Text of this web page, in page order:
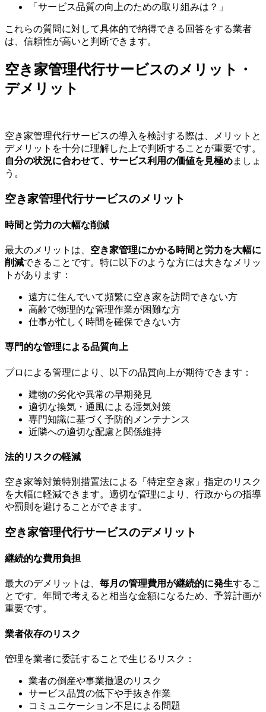
「サービス品質の向上のための取り組みは？」
これらの質問に対して具体的で納得できる回答をする業者
は、信頼性が高いと判断できます。
空き家管理代行サービスのメリット・
デメリット
空き家管理代行サービスの導入を検討する際は、メリットと
デメリットを十分に理解した上で判断することが重要です。
自分の状況に合わせて、サービス利用の価値を見極めましょ
う。
空き家管理代行サービスのメリット
時間と労力の大幅な削減
最大のメリットは、 空き家管理にかかる時間と労力を大幅に
削減できることです。特に以下のような方には大きなメリッ
トがあります：
遠方に住んでいて頻繁に空き家を訪問できない方
高齢で物理的な管理作業が困難な方
仕事が忙しく時間を確保できない方
専門的な管理による品質向上
プロによる管理により、以下の品質向上が期待できます：
建物の劣化や異常の早期発見
適切な換気・通風による湿気対策
専門知識に基づく予防的メンテナンス
近隣への適切な配慮と関係維持
法的リスクの軽減
空き家等対策特別措置法による「特定空き家」指定のリスク
を大幅に軽減できます。適切な管理により、行政からの指導
や罰則を避けることができます。
空き家管理代行サービスのデメリット
継続的な費用負担
最大のデメリットは、 毎月の管理費用が継続的に発生するこ
とです。年間で考えると相当な金額になるため、予算計画が
重要です。
業者依存のリスク
管理を業者に委託することで生じるリスク：
業者の倒産や事業撤退のリスク
サービス品質の低下や手抜き作業
コミュニケーション不足による問題